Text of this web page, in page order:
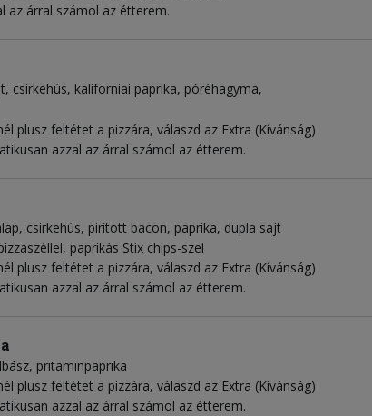
az árral számol az étterem.
csirkehús kaliforniai paprika póréhagyma
plusz feltétet a pizzára, válaszd az Extra (Kívánság)
azzal az árral számol az étterem.
csirkehús pirított bacon paprika dupla sajt
paprikás Stix chips-szel
plusz feltétet a pizzára, válaszd az Extra (Kívánság)
azzal az árral számol az étterem.
pritaminpaprika
plusz feltétet a pizzára, válaszd az Extra (Kívánság)
azzal az árral számol az étterem.